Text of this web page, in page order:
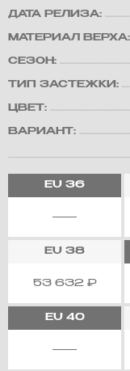
ДАТА РЕЛИЗА:
МАТЕРИАЛ ВЕРХА:
СЕЗОН:
ТИП ЗАСТЕЖКИ:
ЦВЕТ:
ВАРИАНТ:
EU 36
EU 38
53 632 ₽
EU40